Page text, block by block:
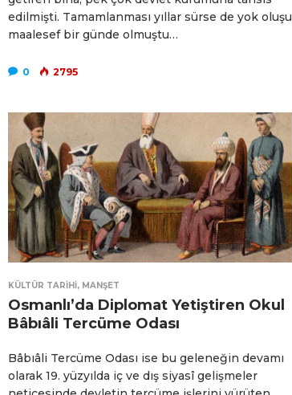
edilmişti. Tamamlanması yıllar sürse de yok oluşu
maalesef bir günde olmuştu…
0 2795
KÜLTÜR TARIHI, MANŞET
Osmanlı’da Diplomat Yetiştiren Okul
Bâbıâli Tercüme Odası
Bâbıâli Tercüme Odası ise bu geleneğin devamı
olarak 19. yüzyılda iç ve dış siyasî gelişmeler